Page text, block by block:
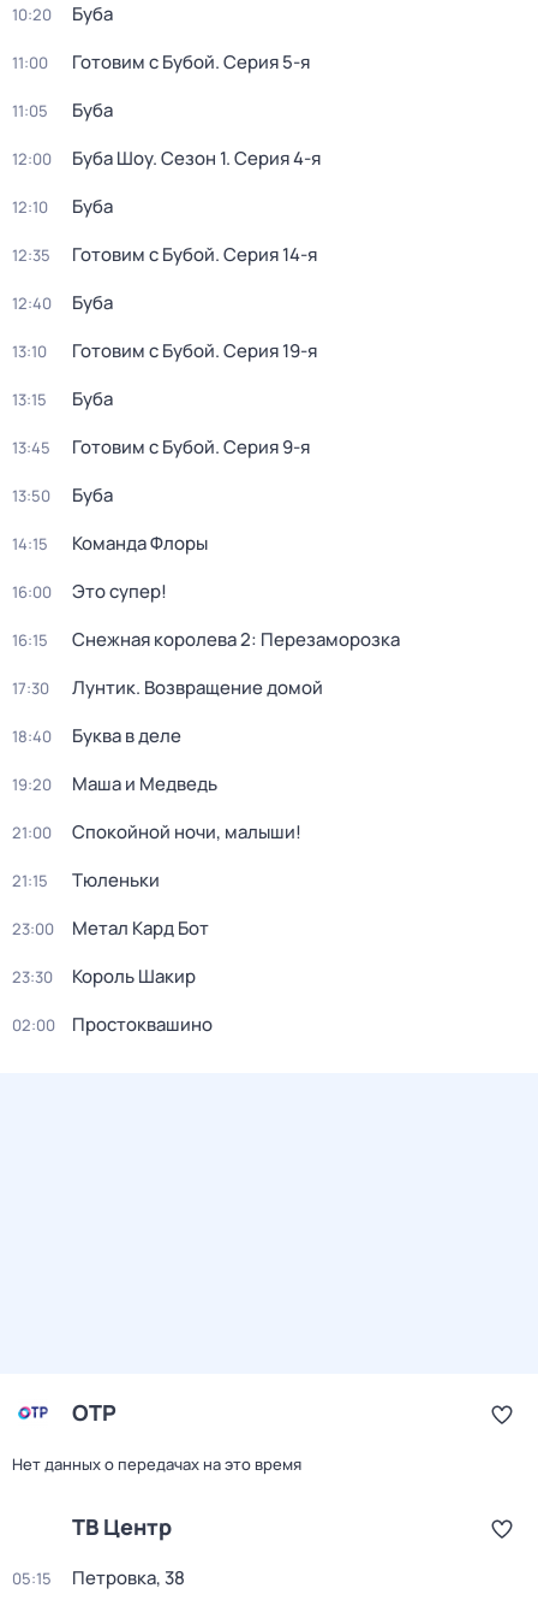
10:20 Буба
11:00 Готовим с Бубой. Серия 5-я
11:05 Буба
12:00 Буба Шоу. Сезон 1. Серия 4-я
12:10 Буба
12:35 Готовим с Бубой. Серия 14-я
12:40 Буба
13:10 Готовим с Бубой. Серия 19-я
13:15 Буба
13:45 Готовим с Бубой. Серия 9-я
13:50 Буба
14:15 Команда Флоры
16:00 Это супер!
16:15 Снежная королева 2: Перезаморозка
17:30 Лунтик. Возвращение домой
18:40 Буква в деле
19:20 Маша и Медведь
21:00 Спокойной ночи, малыши!
21:15 Тюленьки
23:00 Метал Кард Бот
23:30 Король Шакир
02:00 Простоквашино
ОТР
Нет данных о передачах на это время
ТВ Центр
05:15 Петровка, 38